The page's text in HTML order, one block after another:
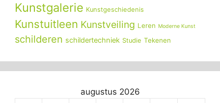
Kunstgalerie Kunstgeschiedenis
Kunstuitleen Kunstveiling Leren Moderne Kunst
schilderen schildertechniek Studie Tekenen
augustus 2026